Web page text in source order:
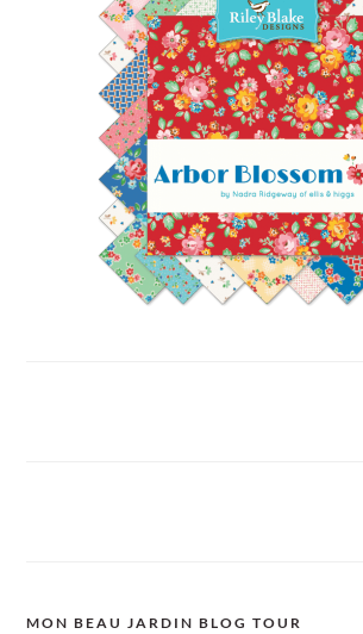
MON BEAU JARDIN BLOG TOUR